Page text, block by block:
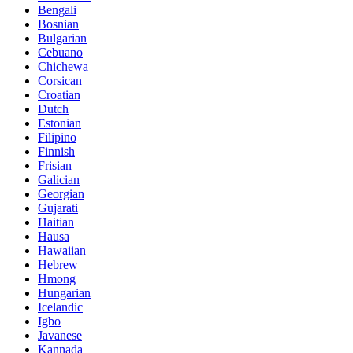
Bengali
Bosnian
Bulgarian
Cebuano
Chichewa
Corsican
Croatian
Dutch
Estonian
Filipino
Finnish
Frisian
Galician
Georgian
Gujarati
Haitian
Hausa
Hawaiian
Hebrew
Hmong
Hungarian
Icelandic
Igbo
Javanese
Kannada